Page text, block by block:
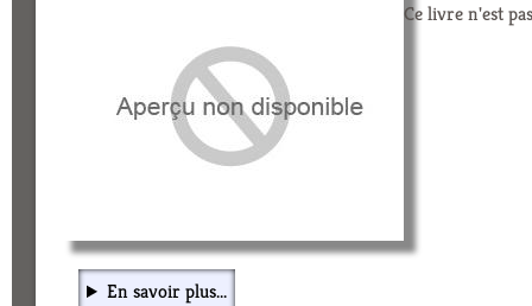
Ce livre n'est
En savoir plus...